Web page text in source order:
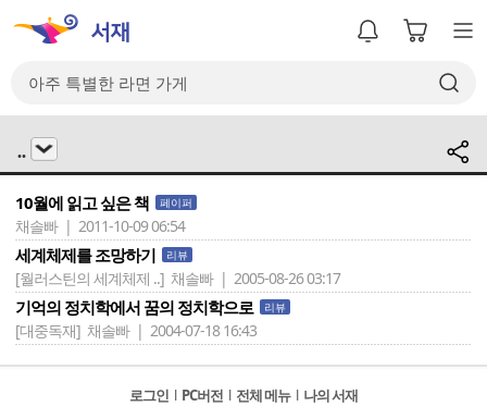
..
10월에 읽고 싶은 책 페이퍼
채솔빠 | 2011-10-09 06:54
세계체제를 조망하기 리뷰
[월러스틴의 세계체제 ..] 채솔빠 | 2005-08-26 03:17
기억의 정치학에서 꿈의 정치학으로 리뷰
[대중독재] 채솔빠 | 2004-07-18 16:43
로그인 l PC버전 l 전체 메뉴 l 나의 서재